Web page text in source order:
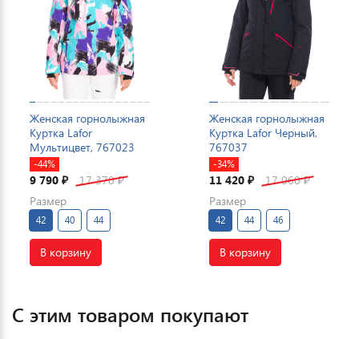
Женская горнолыжная
Куртка Lafor
Мультицвет, 767023
-44%
9 790 ₽ 17 370₽
Размер
42 40 44
В корзину
Женская горнолыжная
Куртка Lafor Черный,
767037
-34%
11 420 ₽ 17 060₽
Размер
42 44 46
В корзину
С этим товаром покупают